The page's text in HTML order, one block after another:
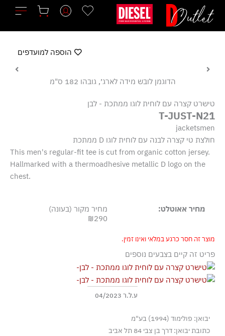
לתוכן
טישרט קצרה עם לוחית לוגו ממתכת - לבן
T-JUST-N21
jacketsmen
חולצת טי קצרה לבנה עם לוחית לוגו D ממתכת
This men's regular-fit tee is cut from organic cotton jersey.
Hallmarked with a thermoadhesive metallic D logo on the
chest.
מחיר אאוטלט:
מחיר מקור (בעונה)
₪290
מוצר זה חסר כרגע במלאי ואינו זמין.
פריט זה קיים בצבעים נוספים
ע.ל.ר 04/2023
יבואן: פולימוד (1994) בע"מ
כתובת יבואן: דרך בן צבי 84 תל אביב
הוספה למועדפים
הדוגמן לובש מידה לארג׳, גובהו 182 ס"מ